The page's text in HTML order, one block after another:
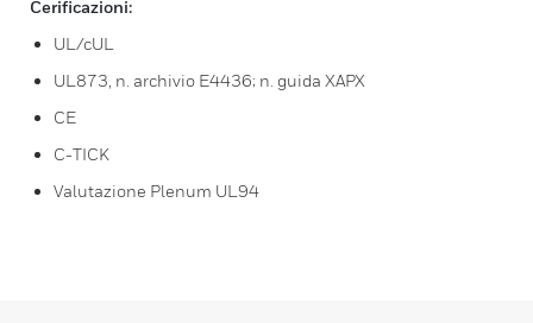
Cerificazioni:
UL/cUL
UL873, n. archivio E4436; n. guida XAPX
CE
C-TICK
Valutazione Plenum UL94